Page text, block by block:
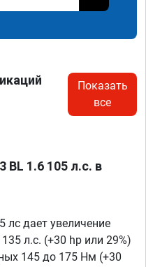
Показать
все
BL 1.6 105 л.с. в
лс дает увеличение
л.с. (+30 hp или 29%)
145 до 175 Нм (+30